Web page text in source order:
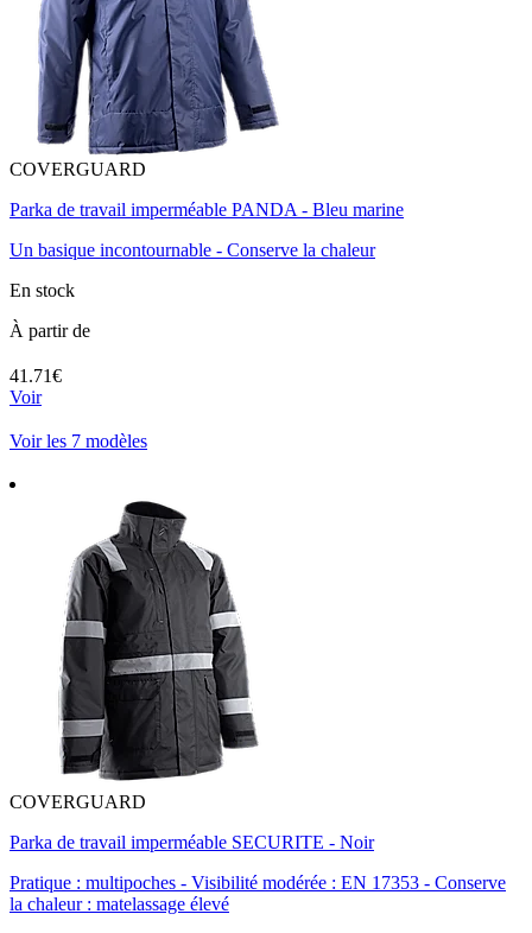
COVERGUARD
Parka de travail imperméable PANDA - Bleu marine
Un basique incontournable - Conserve la chaleur
En stock
À partir de
41.71€
Voir
Voir les 7 modèles
COVERGUARD
Parka de travail imperméable SECURITE - Noir
Pratique : multipoches - Visibilité modérée : EN 17353 - Conserve
la chaleur : matelassage élevé